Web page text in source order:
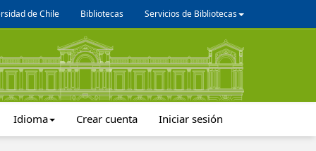
de Chile Bibliotecas Servicios de Bibliotecas
Idioma Crear cuenta Iniciar sesión